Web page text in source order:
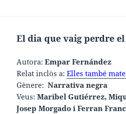
El dia que vaig perdre
Autora:Empar Fernández
Relat inclòs a:Elles també
Gènere:Narrativa negra
Veus:Maribel Gutiérrez,
Josep Morgado i Ferran